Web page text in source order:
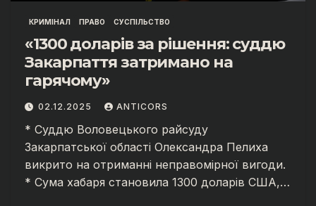
КРИМІНАЛ ПРАВО СУСПІЛЬСТВО
«1300 доларів за рішення: суддю
Закарпаття затримано на
гарячому»
02.12.2025 ANTICORS
* Суддю Воловецького райсуду
Закарпатської області Олександра Пелиха
викрито на отриманні неправомірної вигоди.
* Сума хабаря становила 1300 доларів США,…